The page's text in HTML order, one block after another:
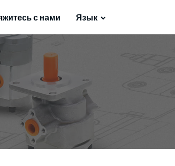
с нами Язык